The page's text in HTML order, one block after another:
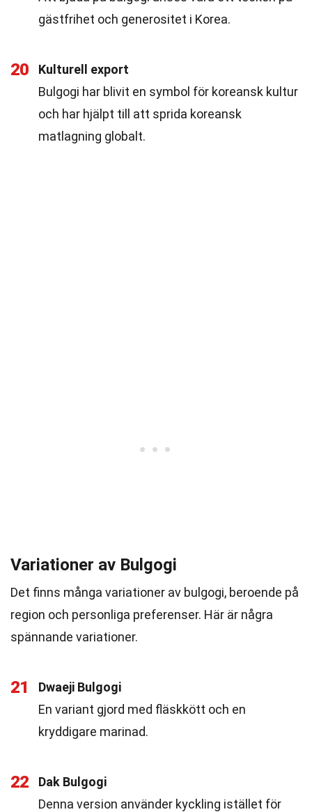
gästfrihet och generositet i Korea.
20
Kulturell export
Bulgogi har blivit en symbol för koreansk kultur
och har hjälpt till att sprida koreansk
matlagning globalt.
Variationer av Bulgogi
Det finns många variationer av bulgogi, beroende på
region och personliga preferenser. Här är några
spännande variationer.
21
Dwaeji Bulgogi
En variant gjord med fläskkött och en
kryddigare marinad.
22
Dak Bulgogi
Denna version använder kyckling istället för